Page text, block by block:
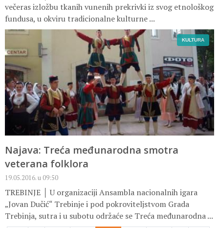
večeras izložbu tkanih vunenih prekrivki iz svog etnološkog
fundusa, u okviru tradicionalne kulturne ...
KULTURA
Najava: Treća međunarodna smotra
veterana folklora
19.05.2016. u 09:50
TREBINJE │ U organizaciji Ansambla nacionalnih igara
„Jovan Dučić“ Trebinje i pod pokroviteljstvom Grada
Trebinja, sutra i u subotu održaće se Treća međunarodna ...